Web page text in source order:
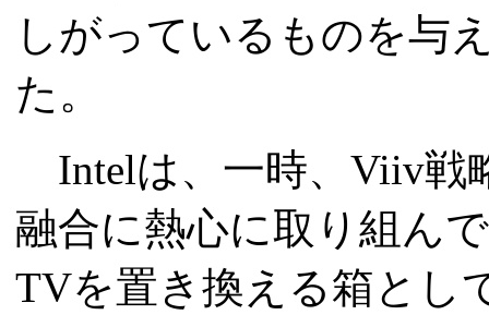
しがっているものを与
た。
Intelは、一時、Viiv戦
融合に熱心に取り組ん
TVを置き換える箱とし